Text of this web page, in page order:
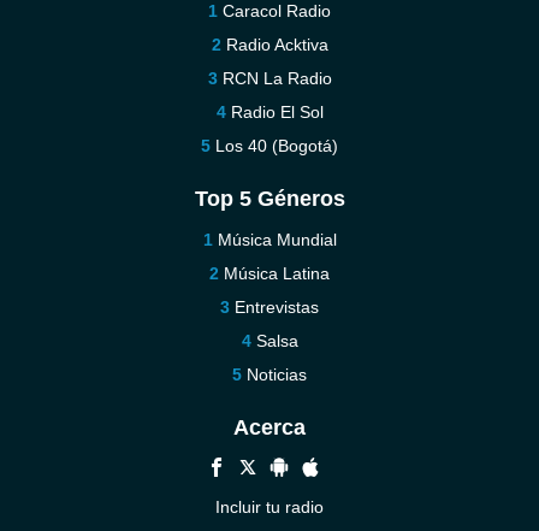
Caracol Radio
Radio Acktiva
RCN La Radio
Radio El Sol
Los 40 (Bogotá)
Top 5 Géneros
Música Mundial
Música Latina
Entrevistas
Salsa
Noticias
Acerca
Incluir tu radio